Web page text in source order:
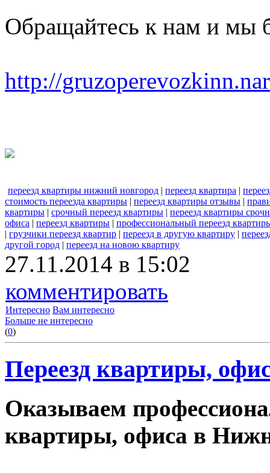
Обращайтесь к нам и мы
http://
переезд квартиры нижний новгород | переезд квартира |
стоимость переезда квартиры | переезд квартиры отзывы |
квартиры | срочный переезд квартиры | переезд квартиры
офиса | переезд квартиры | профессиональный переезд
| грузчики переезд квартир | переезд в другую квартиру |
другой город | переезд на новою квартиру
27.11.2014 в 15:02
комментировать
Интересно Вам интересно
Больше не интересно
(0)
Переезд квартиры,
Оказываем
квартиры, офиса в